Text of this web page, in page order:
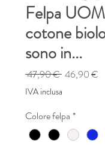
Felpa
cotone
sono in...
47,90 € Prezzo
46,90 €
IVA inclusa
Colore felpa *